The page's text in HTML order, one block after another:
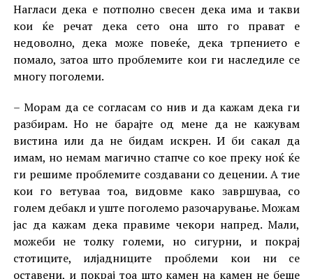
Нагласи дека е потполно свесен дека има и такви
кои ќе речат дека сето она што го прават е
недоволно, дека може повеќе, дека трпението е
помало, затоа што проблемите кои ги наследиле се
многу пoголеми.
– Морам да се согласам со нив и да кажам дека ги
разбирам. Но не барајте од мене да не кажувам
вистина или да не бидам искрен. И би сакал да
имам, но немам магично стапче со кое преку ноќ ќе
ги решиме проблемите создавани со децении. А тие
кои го ветуваа тоа, видовме како завршуваа, со
голем дебакл и уште поголемо разочарување. Можам
јас да кажам дека правиме чекори напред. Мали,
можеби не толку големи, но сигурни, и покрај
стотиците, илјадниците проблеми кои ни се
оставени, и покрај тоа што камен на камен не беше